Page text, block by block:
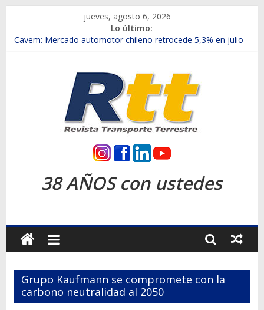
contenido
jueves, agosto 6, 2026
Lo último:
Chile es el primer mercado internacional en lanzar la nueva
Salfa suma vehículos electrificados de Chevrolet en el Biobío
Samex amplía su red con nuevas sucursales en Rancagua y
SINOTRUK Pick-ups presentó la recién estrenada Bolden en
la Expo Compras Públicas 2026
Revista
Transporte
Terrestre
Autos,
camiones,
motos,
38 AÑOS con ustedes
Grupo Kaufmann se compromete con la
carbono neutralidad al 2050